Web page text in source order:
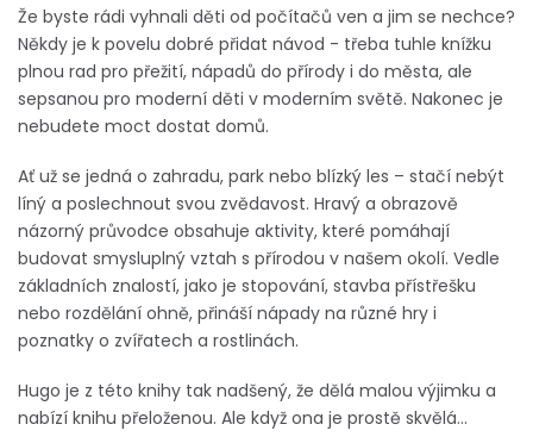
Že byste rádi vyhnali děti od počítačů ven a jim se nechce?
Někdy je k povelu dobré přidat návod - třeba tuhle knížku
plnou rad pro přežití, nápadů do přírody i do města, ale
sepsanou pro moderní děti v moderním světě. Nakonec je
nebudete moct dostat domů.
Ať už se jedná o zahradu, park nebo blízký les – stačí nebýt
líný a poslechnout svou zvědavost. Hravý a obrazově
názorný průvodce obsahuje aktivity, které pomáhají
budovat smysluplný vztah s přírodou v našem okolí. Vedle
základních znalostí, jako je stopování, stavba přístřešku
nebo rozdělání ohně, přináší nápady na různé hry i
poznatky o zvířatech a rostlinách.
Hugo je z této knihy tak nadšený, že dělá malou výjimku a
nabízí knihu přeloženou. Ale když ona je prostě skvělá...